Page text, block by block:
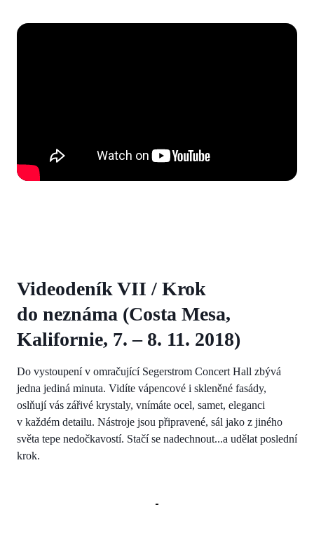
Videodeník VII / Krok
do neznáma (Costa Mesa,
Kalifornie, 7. – 8. 11. 2018)
Do vystoupení v omračující Segerstrom Concert Hall zbývá
jedna jediná minuta. Vidíte vápencové i skleněné fasády,
oslňují vás zářivé krystaly, vnímáte ocel, samet, eleganci
v každém detailu. Nástroje jsou připravené, sál jako z jiného
světa tepe nedočkavostí. Stačí se nadechnout...a udělat poslední
krok.